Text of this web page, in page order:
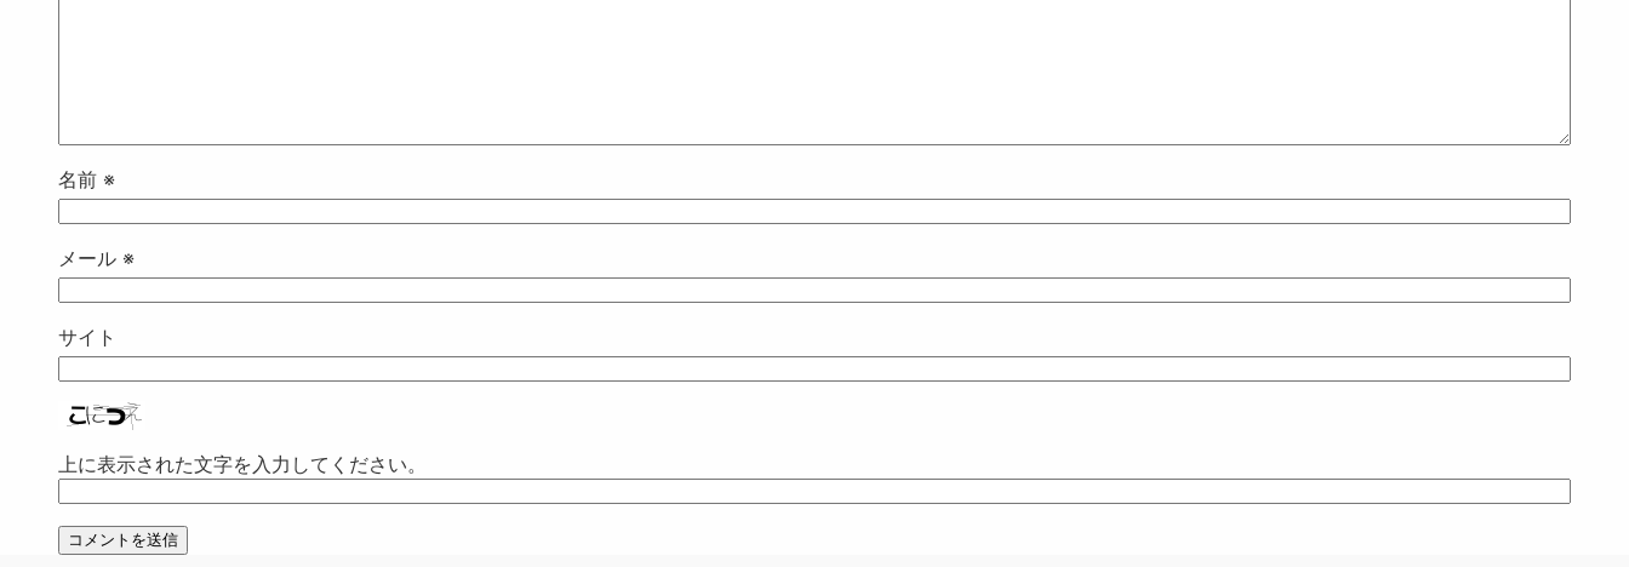
名前 ※
メール ※
サイト
上に表示された文字を入力してください。